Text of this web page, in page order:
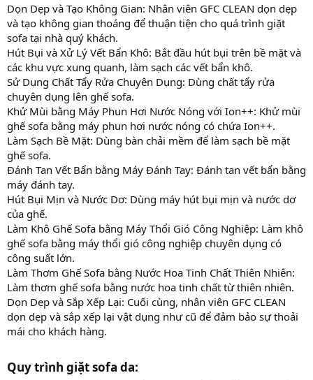
Dọn Dẹp và Tạo Không Gian: Nhân viên GFC CLEAN dọn dẹp
và tạo không gian thoáng để thuận tiện cho quá trình giặt
sofa tại nhà quý khách.
Hút Bụi và Xử Lý Vết Bẩn Khô: Bắt đầu hút bụi trên bề mặt và
các khu vực xung quanh, làm sạch các vết bẩn khô.
Sử Dụng Chất Tẩy Rửa Chuyên Dụng: Dùng chất tẩy rửa
chuyên dụng lên ghế sofa.
Khử Mùi bằng Máy Phun Hơi Nước Nóng với Ion++: Khử mùi
ghế sofa bằng máy phun hơi nước nóng có chứa Ion++.
Làm Sạch Bề Mặt: Dùng bàn chải mềm để làm sạch bề mặt
ghế sofa.
Đánh Tan Vết Bẩn bằng Máy Đánh Tay: Đánh tan vết bẩn bằng
máy đánh tay.
Hút Bụi Mịn và Nước Dơ: Dùng máy hút bụi mịn và nước dơ
của ghế.
Làm Khô Ghế Sofa bằng Máy Thổi Gió Công Nghiệp: Làm khô
ghế sofa bằng máy thổi gió công nghiệp chuyên dụng có
công suất lớn.
Làm Thơm Ghế Sofa bằng Nước Hoa Tinh Chất Thiên Nhiên:
Làm thơm ghế sofa bằng nước hoa tinh chất từ thiên nhiên.
Dọn Dẹp và Sắp Xếp Lại: Cuối cùng, nhân viên GFC CLEAN
dọn dẹp và sắp xếp lại vật dụng như cũ để đảm bảo sự thoải
mái cho khách hàng.
Quy trình giặt sofa da:​